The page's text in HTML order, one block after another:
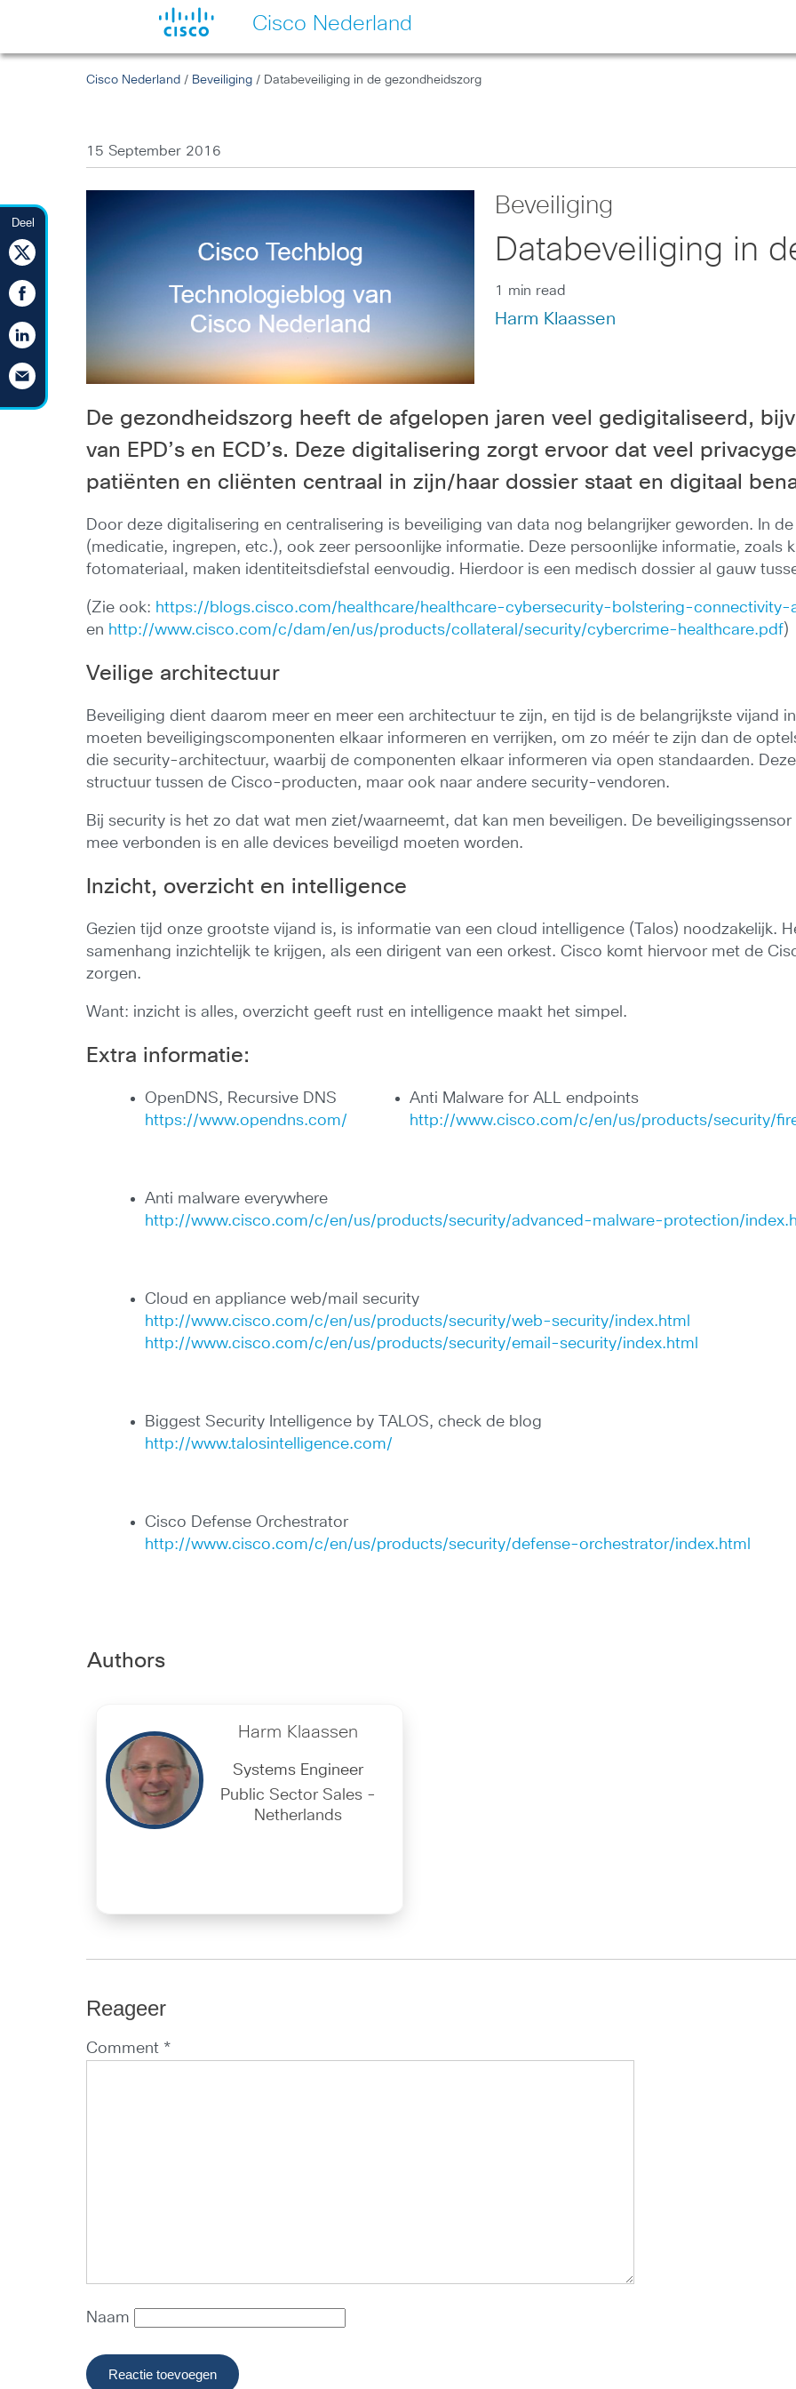
Cisco Nederland
Deel
Cisco Nederland / Beveiliging / Databeveiliging in de gezondheidszorg
15 September 2016
Beveiliging
Databeveiliging in
1 min read
Harm Klaassen
De gezondheidszorg heeft de afgelopen jaren veel gedigitaliseerd,
van EPD’s en ECD’s. Deze digitalisering zorgt ervoor dat veel
patiënten en cliënten centraal in zijn/haar dossier staat en digitaal
Door deze digitalisering en centralisering is beveiliging van data nog belangrijker geworden. In
(medicatie, ingrepen, etc.), ook zeer persoonlijke informatie. Deze persoonlijke informatie, zoals
fotomateriaal, maken identiteitsdiefstal eenvoudig. Hierdoor is een medisch dossier al gauw
(Zie ook: https://blogs.cisco.com/healthcare/healthcare-cybersecurity-bolstering-
en http://www.cisco.com/c/dam/en/us/products/collateral/security/cybercrime-healthcare.pdf)
Veilige architectuur
Beveiliging dient daarom meer en meer een architectuur te zijn, en tijd is de belangrijkste vijand
moeten beveiligingscomponenten elkaar informeren en verrijken, om zo méér te zijn dan de
die security-architectuur, waarbij de componenten elkaar informeren via open standaarden.
structuur tussen de Cisco-producten, maar ook naar andere security-vendoren.
Bij security is het zo dat wat men ziet/waarneemt, dat kan men beveiligen. De
mee verbonden is en alle devices beveiligd moeten worden.
Inzicht, overzicht en intelligence
Gezien tijd onze grootste vijand is, is informatie van een cloud intelligence (Talos) noodzakelijk.
samenhang inzichtelijk te krijgen, als een dirigent van een orkest. Cisco komt hiervoor met de
zorgen.
Want: inzicht is alles, overzicht geeft rust en intelligence maakt het simpel.
Extra informatie:
OpenDNS, Recursive DNS
https://www.opendns.com/
Anti Malware for ALL endpoints
http://www.cisco.com/c/en/us/products/security/
Anti malware everywhere
http://www.cisco.com/c/en/us/products/security/advanced-malware-protection/
Cloud en appliance web/mail security
http://www.cisco.com/c/en/us/products/security/web-security/index.html
http://www.cisco.com/c/en/us/products/security/email-security/index.html
Biggest Security Intelligence by TALOS, check de blog
http://www.talosintelligence.com/
Cisco Defense Orchestrator
http://www.cisco.com/c/en/us/products/security/defense-orchestrator/index.html
Authors
Harm Klaassen
Systems Engineer
Public Sector Sales -
Netherlands
Reageer
Comment *
Naam